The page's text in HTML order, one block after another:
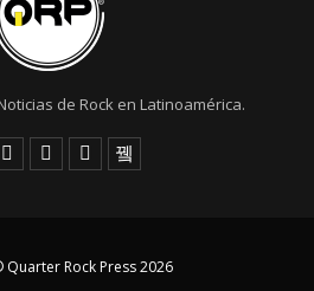
de Rock en Latinoamérica.
Rock Press 2026